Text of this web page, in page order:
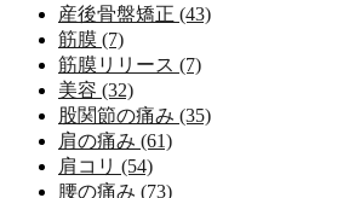
産後骨盤矯正 (43)
筋膜 (7)
筋膜リリース (7)
美容 (32)
股関節の痛み (35)
肩の痛み (61)
肩コリ (54)
腰の痛み (73)